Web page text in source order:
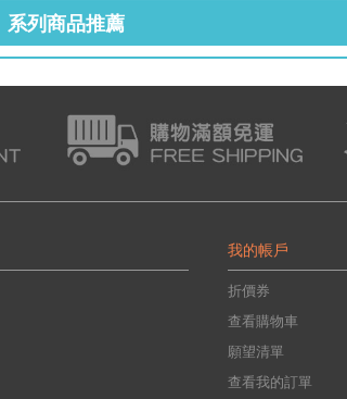
系列商品推薦
我的帳戶
折價券
查看購物車
願望清單
查看我的訂單